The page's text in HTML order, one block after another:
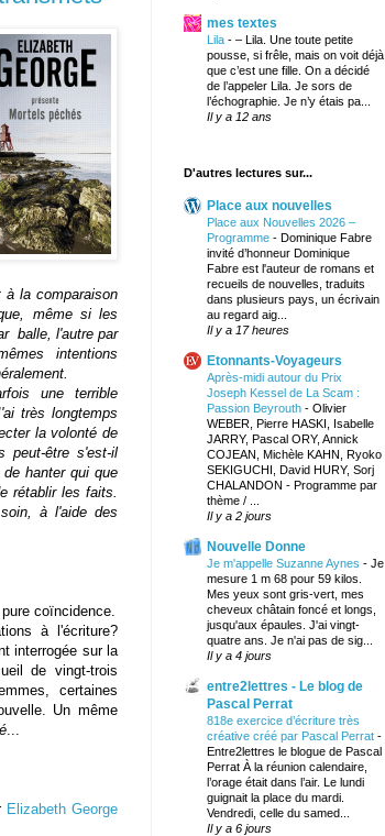
à la comparaison
même si les
balle, l'autre par
intentions
une terrible
très longtemps
la volonté de
peut-être s'est-il
hanter qui que
rétablir les faits.
à l'aide des
coïncidence.
à l'écriture?
interrogée sur la
de vingt-trois
certaines
Un même
...
Elizabeth George
mes textes
Lila - – Lila. Une toute petite
pousse, si frêle, mais on voit déjà
que c’est une fille. On a décidé
de l’appeler Lila. Je sors de
l’échographie. Je n’y étais pa...
Il y a 12 ans
D'autres lectures sur...
Place aux nouvelles
Place aux Nouvelles 2026 –
Programme - Dominique Fabre
invité d’honneur Dominique
Fabre est l'auteur de romans et
recueils de nouvelles, traduits
dans plusieurs pays, un écrivain
au regard aig...
Il y a 17 heures
Etonnants-Voyageurs
Après-midi autour du Prix
Joseph Kessel de La Scam :
Passion Beyrouth - Olivier
WEBER, Pierre HASKI, Isabelle
JARRY, Pascal ORY, Annick
COJEAN, Michèle KAHN, Ryoko
SEKIGUCHI, David HURY, Sorj
CHALANDON - Programme par
thème / ...
Il y a 2 jours
Nouvelle Donne
Je m'appelle Suzanne Aynes - Je
mesure 1 m 68 pour 59 kilos.
Mes yeux sont gris-vert, mes
cheveux châtain foncé et longs,
jusqu'aux épaules. J'ai vingt-
quatre ans. Je n'ai pas de sig...
Il y a 4 jours
entre2lettres - Le blog de
Pascal Perrat
818e exercice d’écriture très
créative créé par Pascal Perrat -
Entre2lettres le blogue de Pascal
Perrat À la réunion calendaire,
l’orage était dans l’air. Le lundi
guignait la place du mardi.
Vendredi, celle du samed...
Il y a 6 jours